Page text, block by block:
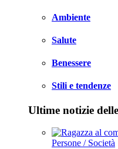
Ambiente
Salute
Benessere
Stili e tendenze
Ultime notizie
Persone / Società